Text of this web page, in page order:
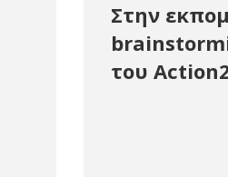
Στην
του